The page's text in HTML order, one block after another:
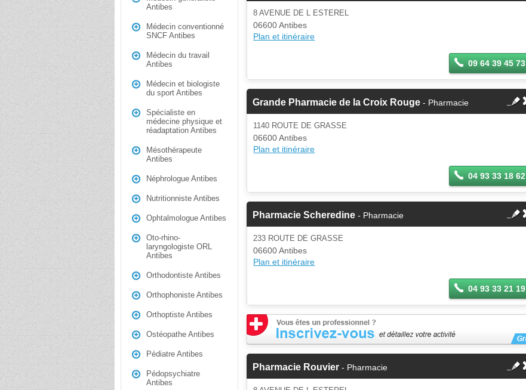
Antibes
Médecin conventionné
SNCF Antibes
Médecin du travail
Antibes
Médecin et biologiste
du sport Antibes
Spécialiste en
médecine physique et
réadaptation Antibes
Mésothérapeute
Antibes
Néphrologue Antibes
Nutritionniste Antibes
Ophtalmologue Antibes
Oto-rhino-
laryngologiste ORL
Antibes
Orthodontiste Antibes
Orthophoniste Antibes
Orthoptiste Antibes
Ostéopathe Antibes
Pédiatre Antibes
Pédopsychiatre
Antibes
8 AVENUE DE L ESTEREL
06600 Antibes
Plan et itinéraire
09 64 39 45 73
Grande Pharmacie de la Croix Rouge - Pharmacie
1140 ROUTE DE GRASSE
06600 Antibes
Plan et itinéraire
04 93 33 18 62
Pharmacie Scheredine - Pharmacie
233 ROUTE DE GRASSE
06600 Antibes
Plan et itinéraire
04 93 33 21 19
Pharmacie Rouvier - Pharmacie